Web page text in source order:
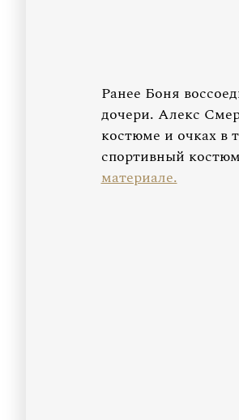
Ранее Боня
дочери. Алекс
костюме и очках в
спортивный
материале.